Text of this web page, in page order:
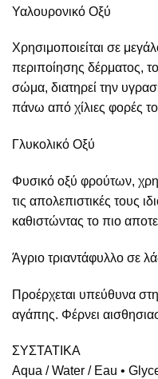
Υαλουρονικό Οξύ
Χρησιμοποιείται σε
περιποίησης δέρματος,
σώμα, διατηρεί την
πάνω από χίλιες φορές
Γλυκολικό Οξύ
Φυσικό οξύ φρούτων,
τις απολεπιστικές τους
καθιστώντας το πιο
Άγριο τριαντάφυλλο σε
Προέρχεται υπεύθυνα
αγάπης. Φέρνει
ΣΥΣΤΑΤΙΚΑ
Aqua / Water / Eau •